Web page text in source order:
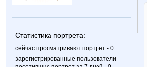
Статистика портрета:
сейчас просматривают портрет - 0
зарегистрированные пользователи